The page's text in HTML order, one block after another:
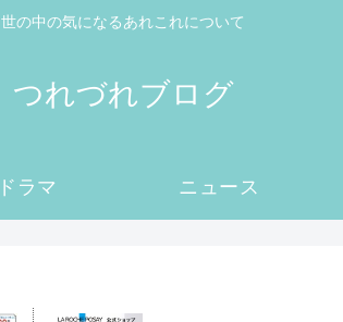
世の中の気になるあれこれについて
つれづれブログ
ドラマ ニュース